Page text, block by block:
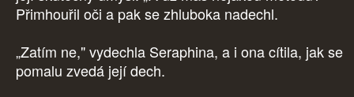
Přimhouřil oči a pak se zhluboka nadechl.
„Zatím ne," vydechla Seraphina, a i ona cítila, jak se
pomalu zvedá její dech.